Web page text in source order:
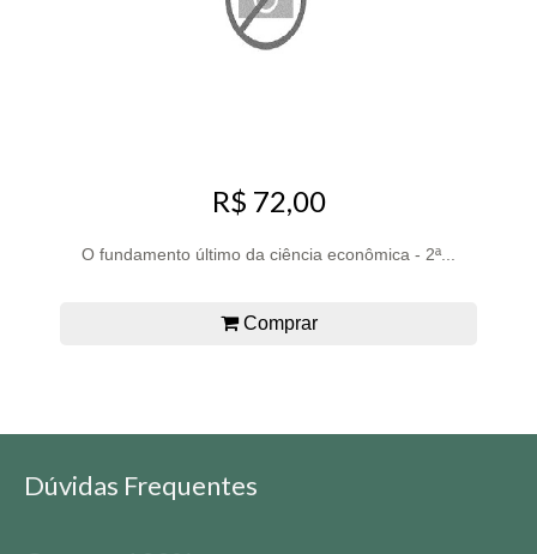
R$ 72,00
O fundamento último da ciência econômica - 2ª...
Comprar
Dúvidas Frequentes